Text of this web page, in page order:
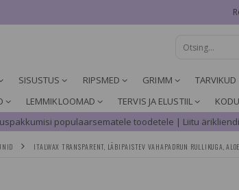
SISUSTUS RIPSMED GRIMM TARVIKUD
LEMMIKLOOMAD TERVIS JA ELUSTIIL KODU
populaarsematele toodetele | Liitu
ITALWAX TRANSPARENT, LÄBIPAISTEV VAHAPADRUN RULLIKUGA,